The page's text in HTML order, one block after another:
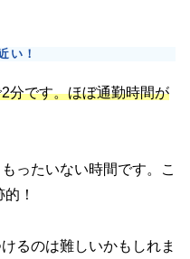
！
分です。ほぼ通勤時間が
ったいない時間です。こ
！
るのは難しいかもしれま